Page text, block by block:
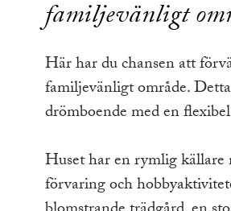
familjevänligt
Här har du chansen att
familjevänligt område.
drömboende med en
Huset har en rymlig
förvaring och